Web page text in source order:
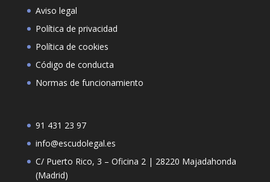
Aviso legal
Política de privacidad
Política de cookies
Código de conducta
Normas de funcionamiento
91 431 23 97
info@escudolegal.es
C/ Puerto Rico, 3 – Oficina 2 | 28220 Majadahonda
(Madrid)